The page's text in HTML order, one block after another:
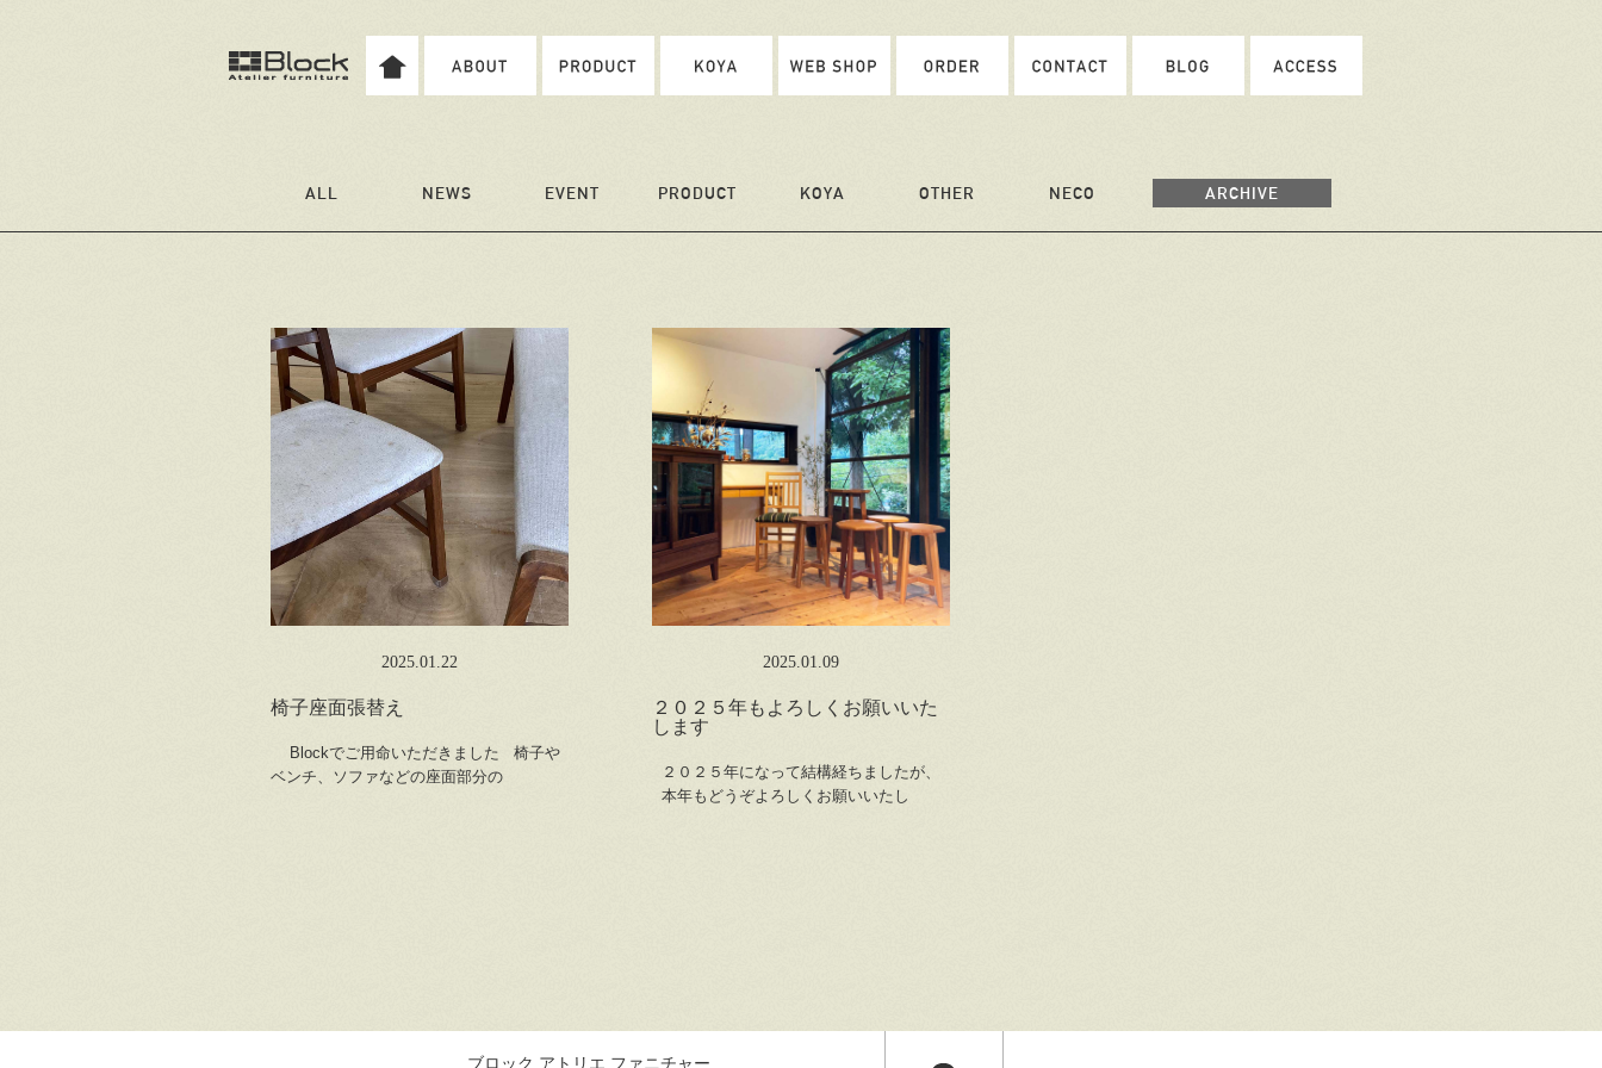
ALL NEWS EVENT PRODUCT KOYA OTHER NECO ARCHIVE
2025.01.22
椅子座面張替え
Blockでご用命いただきました 椅子や
ベンチ、ソファなどの座面部分の
2025.01.09
２０２５年もよろしくお願いいた
します
２０２５年になって結構経ちましたが、
本年もどうぞよろしくお願いいたし
ブロック アトリエ ファニチャー